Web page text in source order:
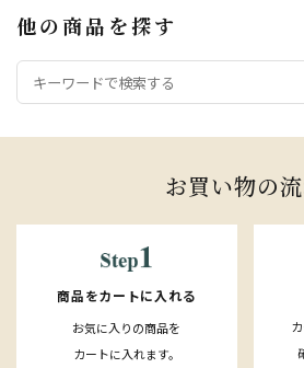
他の商品を探す
お買い物の
商品をカートに入れる
お気に入りの商品を
カートに入れます。